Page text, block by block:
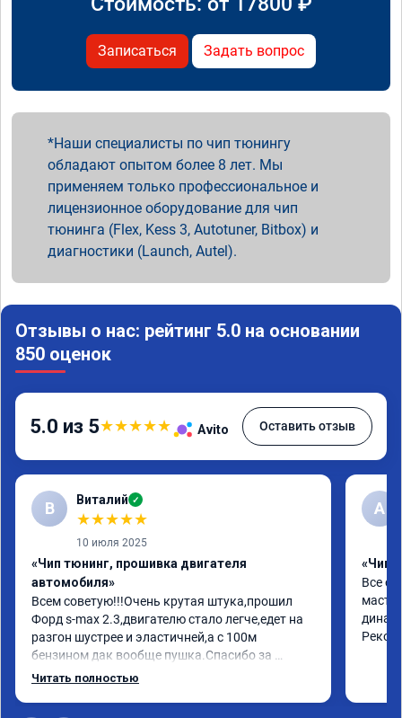
Записаться Задать вопрос
Наши специалисты по чип тюнингу
обладают опытом более 8 лет. Мы
применяем только профессиональное и
лицензионное оборудование для чип
тюнинга (Flex, Kess 3, Autotuner, Bitbox) и
диагностики (Launch, Autel).
Отзывы о нас: рейтинг 5.0 на основании
850 оценок
5.0 из 5★★★★★ Avito Оставить отзыв
В Виталий ✓
★★★★★
10 июля 2025
«Чип тюнинг, прошивка двигателя
автомобиля»
Всем советую!!!Очень крутая штука,прошил
Форд s-max 2.3,двигателю стало легче,едет на
разгон шустрее и эластичней,а с 100м
бензином дак вообще пушка.Спасибо за
работу,за эмоции.Желаю здоровья,развития и
Читать полностью
А
«Чип
Все